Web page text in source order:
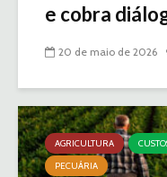
e cobra
20 de maio de 2026
AGRICULTURA
PECUÁRIA